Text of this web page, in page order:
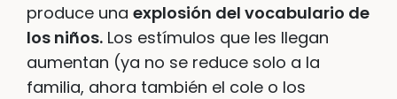
produce una explosión del vocabulario de
los niños. Los estímulos que les llegan
aumentan (ya no se reduce solo a la
familia, ahora también el cole o los